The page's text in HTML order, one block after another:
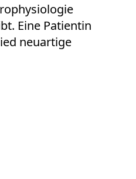
Eine Patientin
neuartige